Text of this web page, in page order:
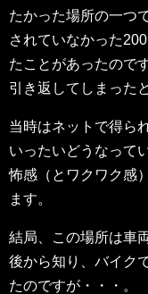
たかった場所の一つ
されていなかった
たことがあったので
引き返してしまった
当時はネットで得ら
いったいどうなって
怖感（とワクワク感
ます。
結局、この場所は車
後から知り、バイク
たのですが・・・。